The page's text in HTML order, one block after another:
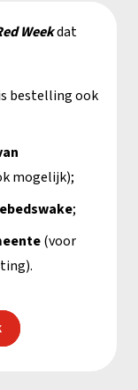
Weekdat
bestelling ook
mogelijk);
;
(voor